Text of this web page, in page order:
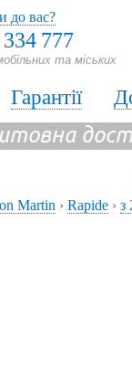
777
та міських
до вас?
Гарантії
Martin › Rapide › з